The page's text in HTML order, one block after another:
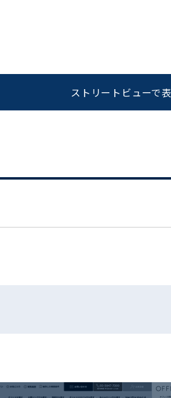
0120-620-213
日 9:00〜18:00
ストリートビューで